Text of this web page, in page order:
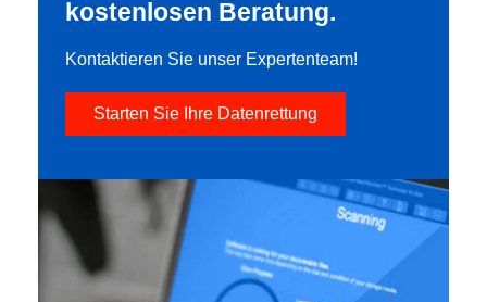
kostenlosen Beratung.
Kontaktieren Sie unser Expertenteam!
Starten Sie Ihre Datenrettung